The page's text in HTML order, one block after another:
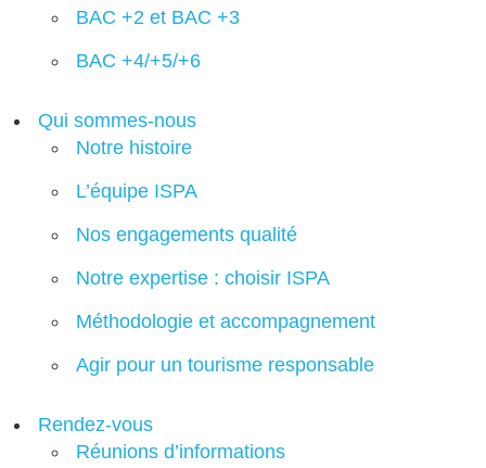
BAC +2 et BAC +3
BAC +4/+5/+6
Qui sommes-nous
Notre histoire
L’équipe ISPA
Nos engagements qualité
Notre expertise : choisir ISPA
Méthodologie et accompagnement
Agir pour un tourisme responsable
Rendez-vous
Réunions d’informations